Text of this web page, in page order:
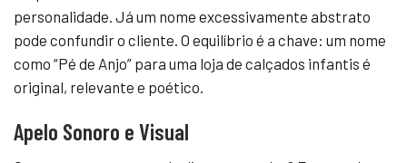
personalidade. Já um nome excessivamente abstrato
pode confundir o cliente. O equilíbrio é a chave: um nome
como “Pé de Anjo” para uma loja de calçados infantis é
original, relevante e poético.
Apelo Sonoro e Visual